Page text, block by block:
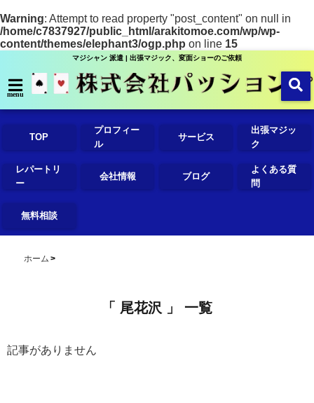
Warning: Attempt to read property "post_content" on null in
/home/c7837927/public_html/arakitomoe.com/wp/wp-
content/themes/elephant3/ogp.php on line 15
マジシャン 派遣 | 出張マジック、変面ショーのご依頼
menu
TOP
プロフィー
ル
サービス
出張マジッ
ク
レパートリ
ー
会社情報 ブログ
よくある質
問
無料相談
ホーム
「 尾花沢 」 一覧
記事がありません